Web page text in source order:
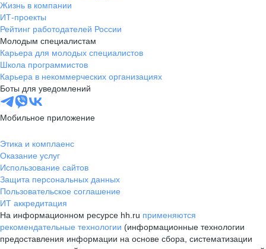
Жизнь в компании
ИТ-проекты
Рейтинг работодателей России
Молодым специалистам
Карьера для молодых специалистов
Школа программистов
Карьера в некоммерческих организациях
Боты для уведомлений
Мобильное приложение
Этика и комплаенс
Оказание услуг
Использование сайтов
Защита персональных данных
Пользовательское соглашение
ИТ аккредитация
На информационном ресурсе hh.ru применяются
рекомендательные технологии (информационные технологии
предоставления информации на основе сбора, систематизации